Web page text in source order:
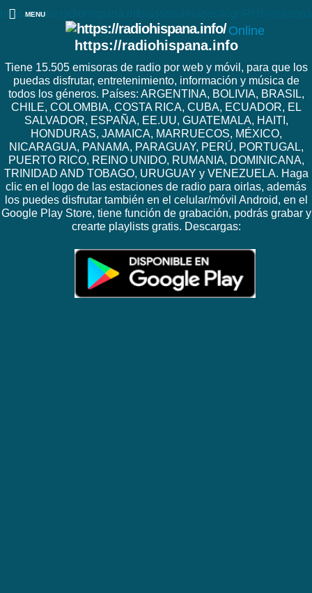
https://www.radiohispana.info/assets/images/
Online
https://radiohispana.info
Tiene 15.505 emisoras de radio por web y móvil, para que los
puedas disfrutar, entretenimiento, información y música de
todos los géneros. Países: ARGENTINA, BOLIVIA, BRASIL,
CHILE, COLOMBIA, COSTA RICA, CUBA, ECUADOR, EL
SALVADOR, ESPAÑA, EE.UU, GUATEMALA, HAITI,
HONDURAS, JAMAICA, MARRUECOS, MÉXICO,
NICARAGUA, PANAMA, PARAGUAY, PERÚ, PORTUGAL,
PUERTO RICO, REINO UNIDO, RUMANIA, DOMINICANA,
TRINIDAD AND TOBAGO, URUGUAY y VENEZUELA. Haga
clic en el logo de las estaciones de radio para oirlas, además
los puedes disfrutar también en el celular/móvil Android, en el
Google Play Store, tiene función de grabación, podrás grabar y
crearte playlists gratis. Descargas:
MENU